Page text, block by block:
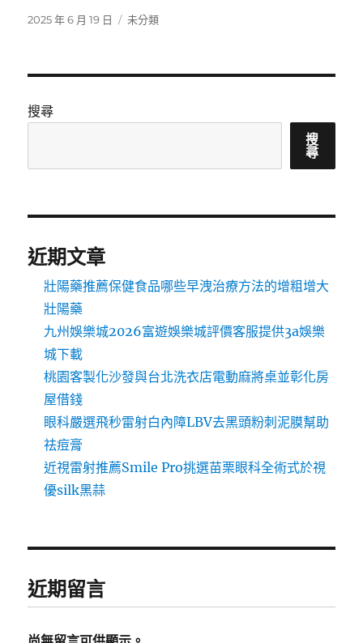
發
2025 年 6 月 19 日
分
未分類
搜尋
搜
尋
近期文章
壯陽藥推薦保健食品哪些早洩治療方法的增粗增大
壯陽藥
九州娛樂城2026富遊娛樂城評價客服提供3a娛樂
城下載
桃園客製化沙發與台北洗衣店電動麻將桌並彰化房
屋借錢
眼科嚴選飛秒雷射白內障LBV去黑頭粉刺泥膜幫助
祛痘膏
近視雷射推薦Smile Pro挑選苗栗眼科全術式於視
優silk黑蒜
近期留言